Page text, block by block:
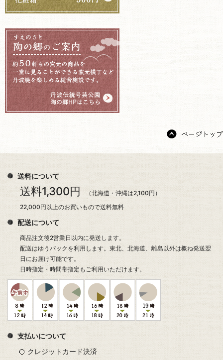
送料について
送料1,300円
（北海道・沖縄は2,100円）
22,000円以上のお買いもので送料無料
配送について
商品注文後2営業日以内に発送します。
配送はゆうパックを利用します。東北、北海道、離島以外は概ね発送翌
日にお届け可能です。
日時指定・時間帯指定もご利用いただけます。
支払いについて
クレジットカード決済